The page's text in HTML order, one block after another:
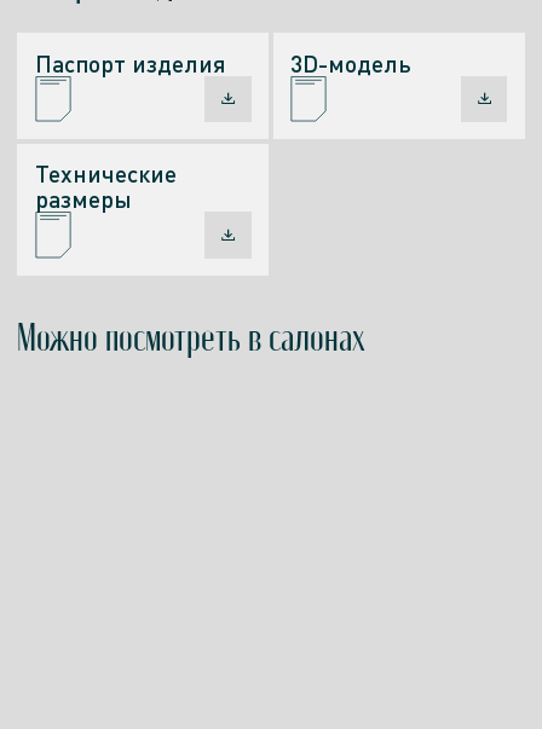
Паспорт изделия 3D-модель
Технические
размеры
Можно посмотреть в салонах